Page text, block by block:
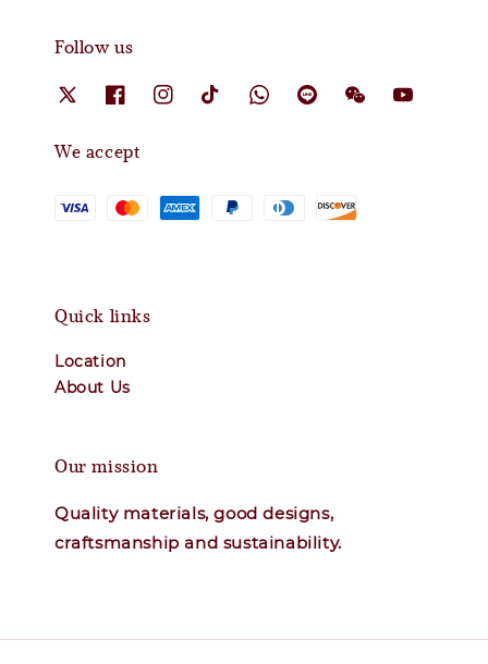
Follow us
We accept
Quick links
Location
About Us
Our mission
Quality materials, good designs,
craftsmanship and sustainability.